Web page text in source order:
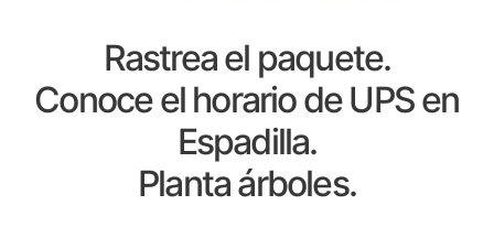
Rastrea el paquete.
Conoce el horario de UPS en
Espadilla.
Planta árboles.